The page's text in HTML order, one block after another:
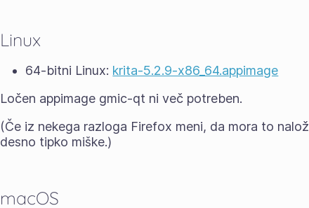
Linux
64-bitni Linux: krita-5.2.9-x86_64.appimage
Ločen appimage gmic-qt ni več potreben.
(Če iz nekega razloga Firefox meni, da mora to
desno tipko miške.)
macOS